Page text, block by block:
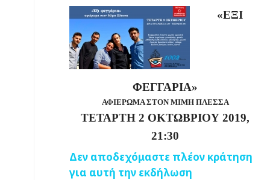
«ΕΞΙ
ΦΕΓΓΑΡΙΑ»
ΑΦΙΕΡΩΜΑ ΣΤΟΝ ΜΙΜΗ ΠΛΕΣΣΑ
ΤΕΤΑΡΤΗ 2 ΟΚΤΩΒΡΙΟΥ 2019,
21:30
Δεν αποδεχόμαστε πλέον κράτηση
για αυτή την εκδήλωση